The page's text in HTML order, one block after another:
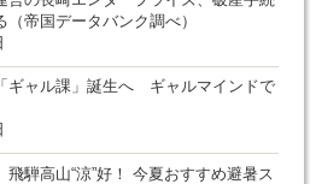
（帝国データバンク調べ）
ギャル課」誕生へ ギャルマインドで
飛騨高山“涼”好！ 今夏おすすめ避暑ス